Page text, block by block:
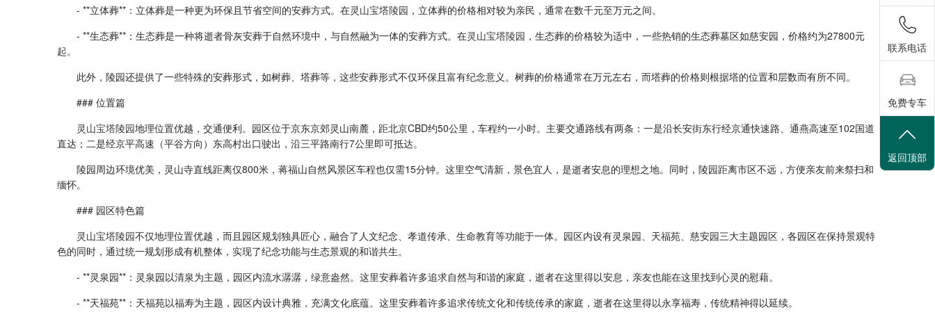
- **立体葬**：立体葬是一种更为环保且节省空间的安葬方式。在灵山宝塔陵园 ，立体葬的价格相对较为亲民，通常在数千元至万元之间。
- **生态葬**：生态葬是一种将逝者骨灰安葬于自然环境中，与自然融为一体的安葬方式。在灵山宝塔陵园 ，生态葬的价格较为适中，一些热销的生态葬墓区如慈安园，价格约为27800元
起。
此外，陵园还提供了一些特殊的安葬形式，如树葬、塔葬等，这些安葬形式不仅环保且富有纪念意义。树葬的价格通常在万元左右，而塔葬的价格则根据塔的位置和层数而有所不同。
### 位置篇
灵山宝塔陵园地理位置优越，交通便利。园区位于京东京郊灵山南麓，距北京CBD约50公里，车程约一小时。主要交通路线有两条：一是沿长安街东行经京通快速路、通燕高速至102国道
直达；二是经京平高速（平谷方向）东高村出口驶出，沿三平路南行7公里即可抵达。
陵园周边环境优美，灵山寺直线距离仅800米，蒋福山自然风景区车程也仅需15分钟。这里空气清新，景色宜人，是逝者安息的理想之地。同时，陵园距离市区不远，方便亲友前来祭扫和
缅怀。
### 园区特色篇
灵山宝塔陵园不仅地理位置优越，而且园区规划独具匠心，融合了人文纪念、孝道传承、生命教育等功能于一体。园区内设有灵泉园、天福苑、慈安园三大主题园区，各园区在保持景观特
色的同时，通过统一规划形成有机整体，实现了纪念功能与生态景观的和谐共生。
- **灵泉园**：灵泉园以清泉为主题，园区内流水潺潺，绿意盎然。这里安葬着许多追求自然与和谐的家庭，逝者在这里得以安息，亲友也能在这里找到心灵的慰藉。
- **天福苑**：天福苑以福寿为主题，园区内设计典雅，充满文化底蕴。这里安葬着许多追求传统文化和传统传承的家庭，逝者在这里得以永享福寿，传统精神得以延续。
联系电话
免费专车
返回顶部